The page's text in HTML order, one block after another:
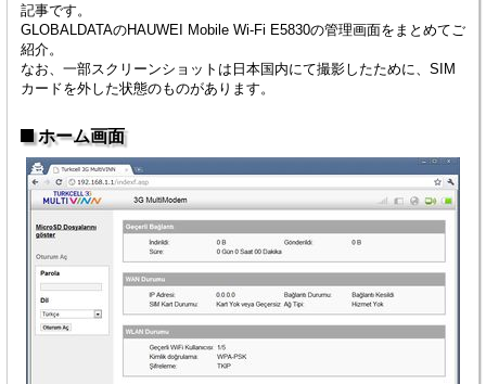
記事です。
GLOBALDATAのHAUWEI Mobile Wi-Fi E5830の管理画面をまとめてご
紹介。
なお、一部スクリーンショットは日本国内にて撮影したために、SIM
カードを外した状態のものがあります。
ホーム画面